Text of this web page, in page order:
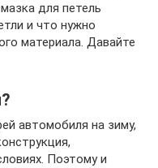
для петель
и что нужно
материала. Давайте
автомобиля на зиму,
Поэтому и